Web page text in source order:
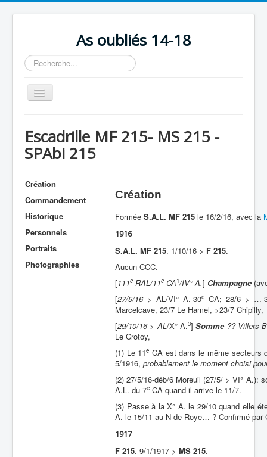
As oubliés 14-18
Rechercher
Basculer
la
Chronologie
Escadrilles
Organisation
Avions
Personnels
Formation
Doctrines
Escadrille MF 215- MS 215 -
SPAbi 215
Création
Commandement
Historique
Personnels
Portraits
Photographies
Création
Formée S.A.L. MF 215 le 16/2/16, avec la
1916
S.A.L. MF 215. 1/10/16 > F 215.
Aucun CCC.
[111e RAL/11e CA1/IV° A.] Champagne
[27/5/16 > AL/VI° A.-30e CA; 28/6 > …-
Marcelcave, 23/7 Le Hamel, >23/7 Chipilly,
[29/10/16>AL/X° A.3]Somme ?? Villers-
Le Crotoy,
(1) Le 11e CA est dans le même secteurs
5/1916, probablement le moment choisi
(2) 27/5/16-déb/6 Moreuil (27/5/ > VI° A.):
A.L. du 7e CA quand il arrive le 11/7.
(3) Passe à la X° A. le 29/10 quand elle
A. le 15/11 au N de Roye… ? Confirmé par
1917
F 215. 9/1/1917 > MS 215.